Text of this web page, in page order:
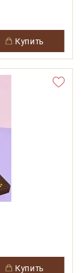
купить
купить